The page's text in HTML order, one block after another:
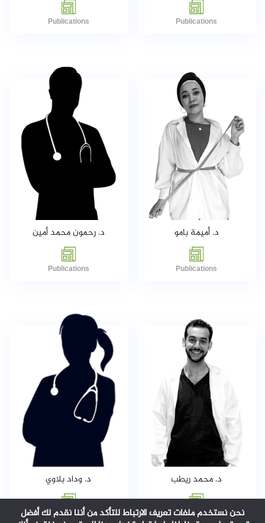
Publications
Publications
د. أميمة بامو
Publications
د. رحمون محمد أمين
Publications
د. محمد ريطب
Publications
د. وداد بلاوي
Publications
نحن نستخدم ملفات تعريف الارتباط للتأكد من أننا نقدم لك أفضل